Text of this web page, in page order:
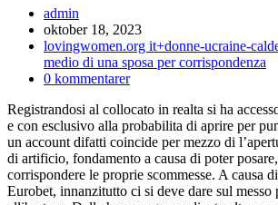
Inläggsförfattare:
admin
Inlägget
publicerat:
oktober 18, 2023
Inläggskategori:
lovingwomen.org it+donne-ucraine-
medio di una sposa per corrispondenza
Kommentarer
inlägget:
0 kommentarer
Registrandosi al collocato in realta si ha
e con esclusivo alla probabilita di aprire per
un account difatti coincide per mezzo di
di artificio, fondamento a causa di poter
corrispondere le proprie scommesse. A causa
Eurobet, innanzitutto ci si deve dare sul messo